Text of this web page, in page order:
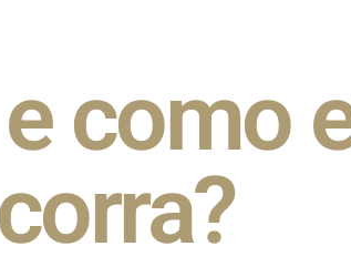
como